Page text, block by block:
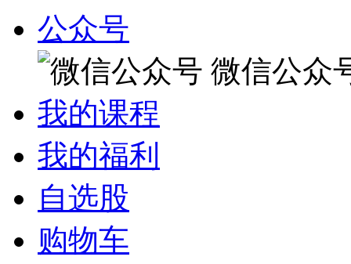
公众号
微信公众
我的课程
我的福利
自选股
购物车